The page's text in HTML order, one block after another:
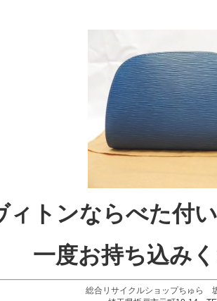
ィトンならべた付
一度お持ち込み
総合リサイクルショップちゅら